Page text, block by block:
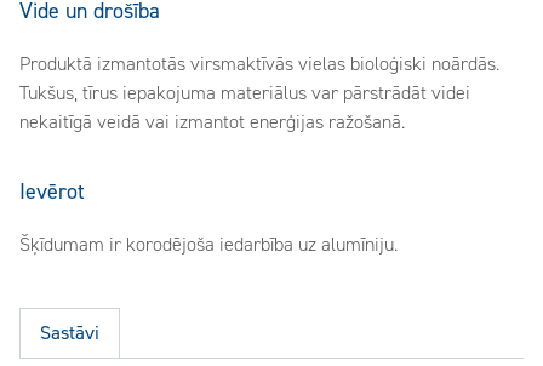
Vide un drošība
Produktā izmantotās virsmaktīvās vielas bioloģiski noārdās.
Tukšus, tīrus iepakojuma materiālus var pārstrādāt videi
nekaitīgā veidā vai izmantot enerģijas ražošanā.
Ievērot
Šķīdumam ir korodējoša iedarbība uz alumīniju.
Sastāvi